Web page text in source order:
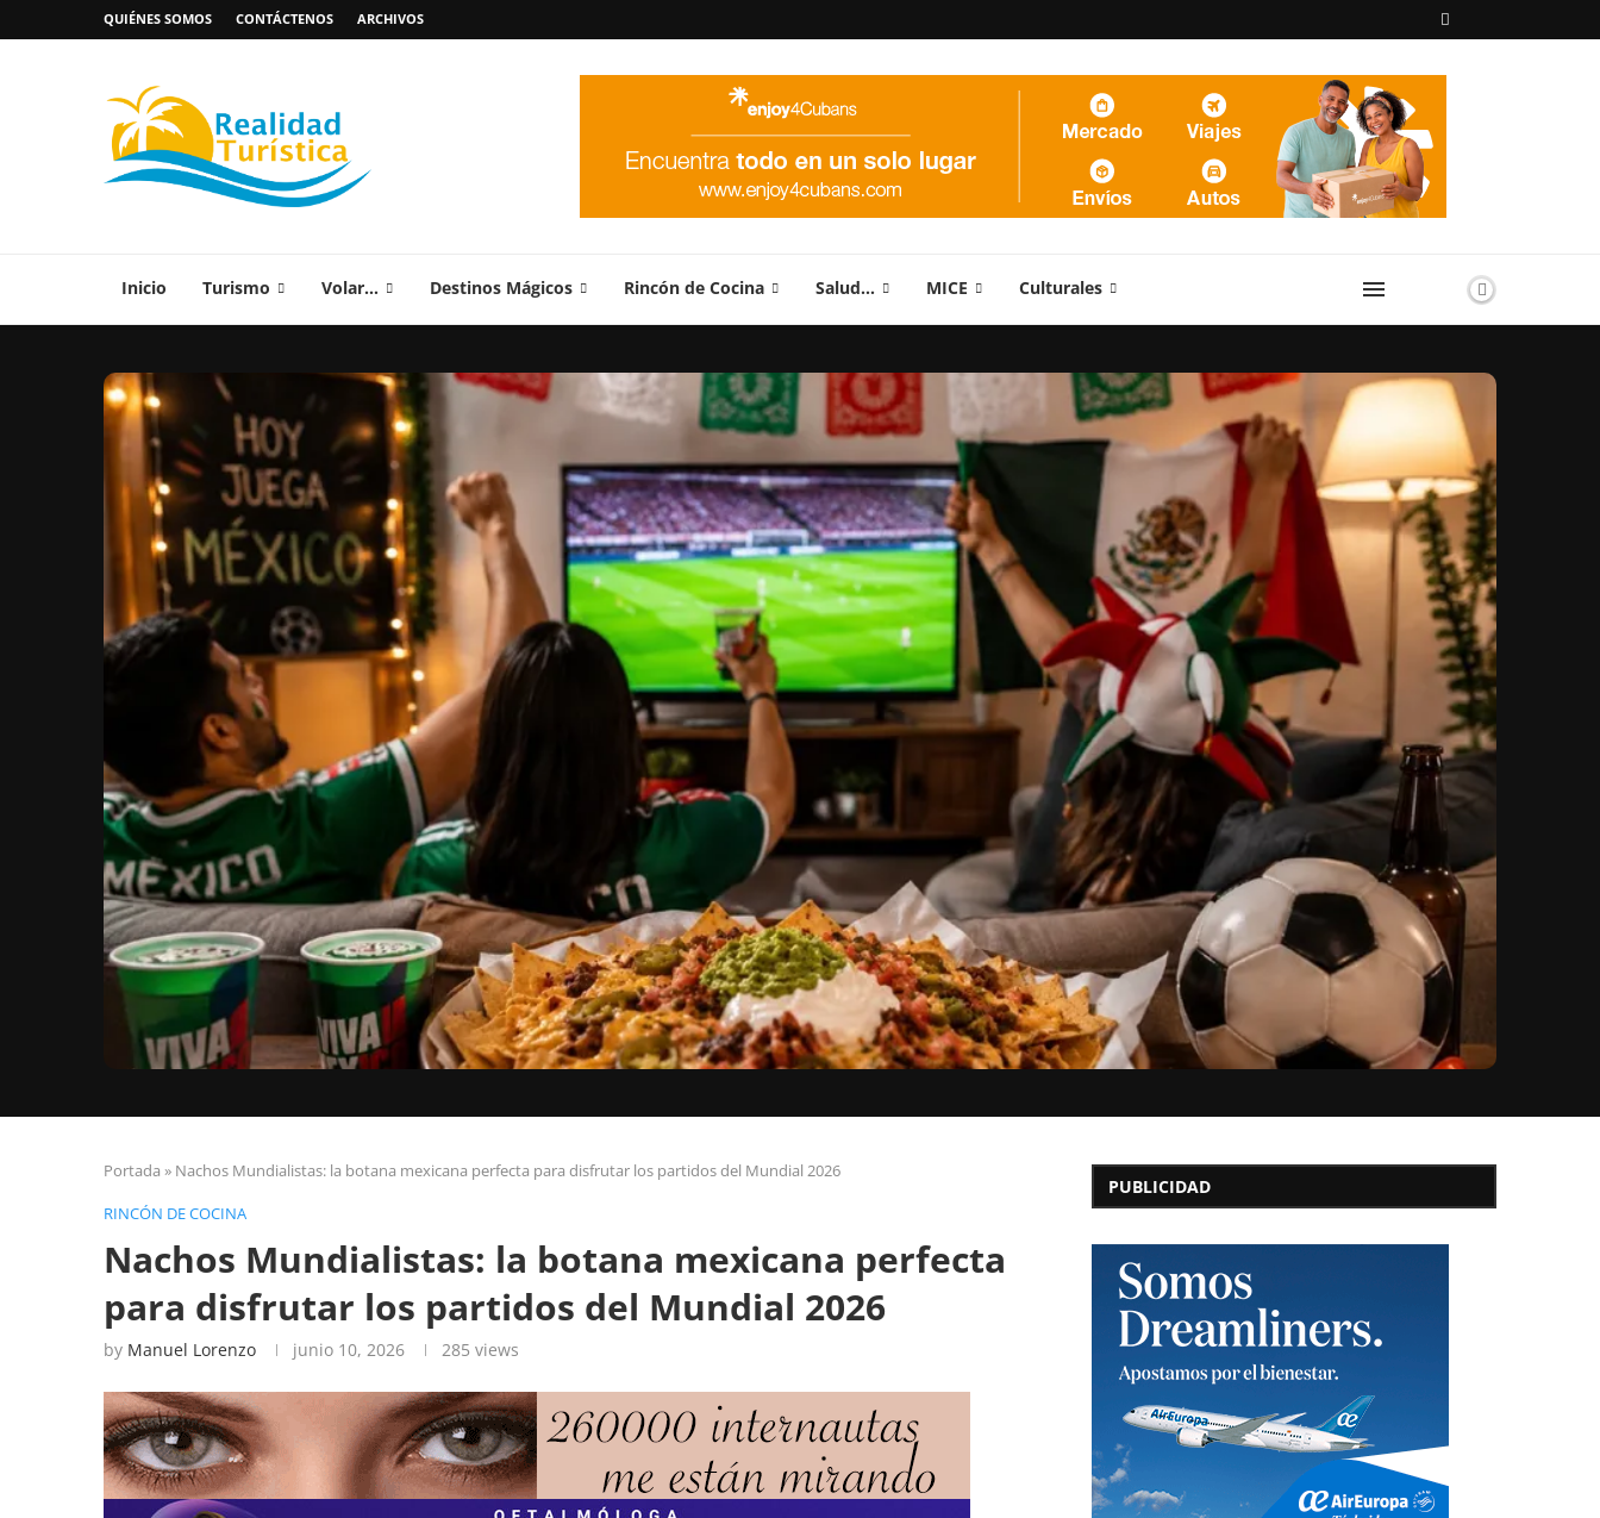
QUIÉNES SOMOS CONTÁCTENOS ARCHIVOS
Inicio Turismo Volar… Destinos Mágicos Rincón de Cocina Salud… MICE Culturales
Portada » Nachos Mundialistas: la botana mexicana perfecta para disfrutar los partidos del Mundial 2026
RINCÓN DE COCINA
Nachos Mundialistas: la botana mexicana perfecta
para disfrutar los partidos del Mundial 2026
by Manuel Lorenzo junio 10, 2026 285 views
PUBLICIDAD